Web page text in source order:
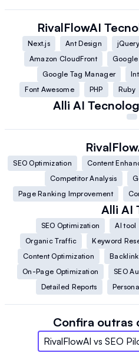
RivalFlowAI
Next.js Ant Design jQuery
Amazon CloudFront
Google Tag Manager
Font Awesome
PHP Ruby
Alli AI
SEO Optimization Content
Competitor Analysis
Page Ranking Improvement
Alli AI
SEO Optimization AI tool
Organic Traffic
Keyword
Content Optimization
On-Page Optimization
SEO
Detailed Reports
Confira outras
RivalFlowAI vs SEO